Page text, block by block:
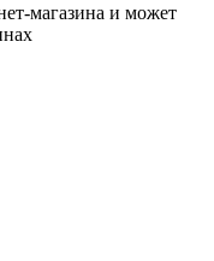
магазина и может